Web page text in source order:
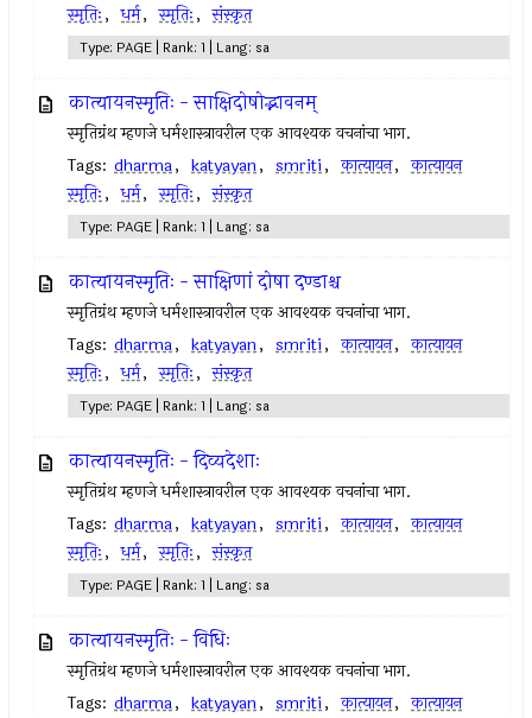
स्मृतिः, धर्म, स्मृतिः, संस्कृत
Type: PAGE | Rank: 1 | Lang: sa
कात्यायनस्मृतिः - साक्षिदोषोद्भावनम्
स्मृतिग्रंथ म्हणजे धर्मशास्त्रावरील एक आवश्यक वचनांचा भाग.
Tags: dharma, katyayan, smriti, कात्यायन, कात्यायन
स्मृतिः, धर्म, स्मृतिः, संस्कृत
Type: PAGE | Rank: 1 | Lang: sa
कात्यायनस्मृतिः - साक्षिणां दोषा दण्डाश्च
स्मृतिग्रंथ म्हणजे धर्मशास्त्रावरील एक आवश्यक वचनांचा भाग.
Tags: dharma, katyayan, smriti, कात्यायन, कात्यायन
स्मृतिः, धर्म, स्मृतिः, संस्कृत
Type: PAGE | Rank: 1 | Lang: sa
कात्यायनस्मृतिः - दिव्यदेशाः
स्मृतिग्रंथ म्हणजे धर्मशास्त्रावरील एक आवश्यक वचनांचा भाग.
Tags: dharma, katyayan, smriti, कात्यायन, कात्यायन
स्मृतिः, धर्म, स्मृतिः, संस्कृत
Type: PAGE | Rank: 1 | Lang: sa
कात्यायनस्मृतिः - विधिः
स्मृतिग्रंथ म्हणजे धर्मशास्त्रावरील एक आवश्यक वचनांचा भाग.
Tags: dharma, katyayan, smriti, कात्यायन, कात्यायन